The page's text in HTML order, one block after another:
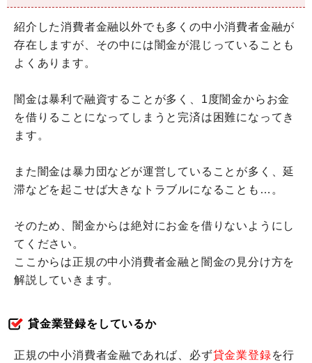
紹介した消費者金融以外でも多くの中小消費者金融が
存在しますが、その中には闇金が混じっていることも
よくあります。
闇金は暴利で融資することが多く、1度闇金からお金
を借りることになってしまうと完済は困難になってき
ます。
また闇金は暴力団などが運営していることが多く、延
滞などを起こせば大きなトラブルになることも…。
そのため、闇金からは絶対にお金を借りないようにし
てください。
ここからは正規の中小消費者金融と闇金の見分け方を
解説していきます。
貸金業登録をしているか
正規の中小消費者金融であれば、必ず貸金業登録を行